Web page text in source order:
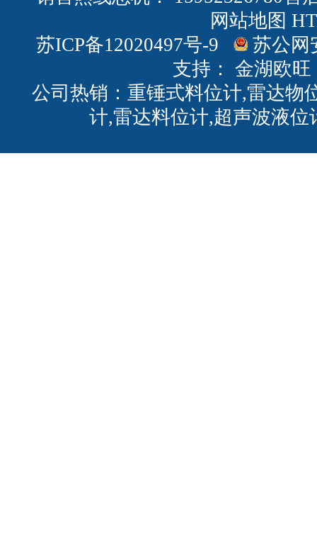
网站地图
苏ICP备12020497号-9
苏公网
支持： 金湖欧旺
公司热销：重锤式料位计,雷达物
计,雷达料位计,超声波液